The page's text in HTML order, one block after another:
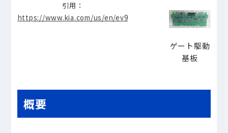
引用：
https://www.kia.com/us/en/ev9
ゲート駆動
基板
概要